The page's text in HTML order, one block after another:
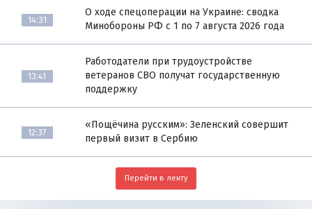
14:31
О ходе спецоперации на Украине: сводка
Минобороны РФ с 1 по 7 августа 2026 года
13:41
Работодатели при трудоустройстве
ветеранов СВО получат государственную
поддержку
12:37
«Пощёчина русским»: Зеленский совершит
первый визит в Сербию
Перейти в ленту